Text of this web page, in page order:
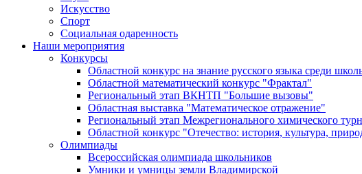
Искусство
Спорт
Социальная одаренность
Наши мероприятия
Конкурсы
Областной конкурс на знание русского языка среди
Областной математический конкурс "Фрактал"
Региональный этап ВКНТП "Большие вызовы"
Областная выставка "Математическое отражение"
Региональный этап Межрегионального химического
Областной конкурс "Отечество: история, культура,
Олимпиады
Всероссийская олимпиада школьников
Умники и умницы земли Владимирской